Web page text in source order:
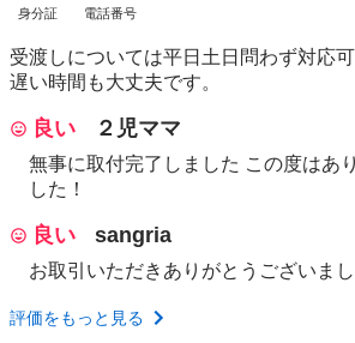
身分証 電話番号
受渡しについては平日土日問わず対応
遅い時間も大丈夫です。
良い ２児ママ
無事に取付完了しました この度はあ
した！
良い sangria
お取引いただきありがとうございまし
評価をもっと見る